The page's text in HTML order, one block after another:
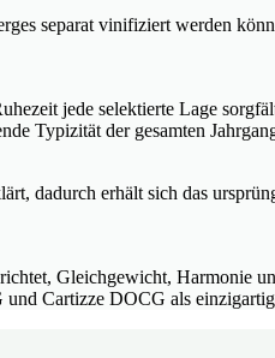
separat vinifiziert werden
jede selektierte Lage
Typizität der gesamten
dadurch erhält sich das
Gleichgewicht, Harmonie
Cartizze DOCG als